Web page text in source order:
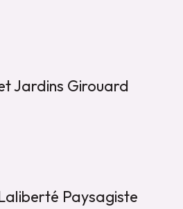
Jardins Girouard
Paysagiste